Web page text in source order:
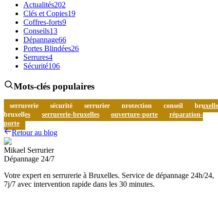
Actualités202
Clés et Copies19
Coffres-forts9
Conseils13
Dépannage66
Portes Blindées26
Serrures4
Sécurité106
Mots-clés populaires
serrurerie sécurité serrurier protection conseil
bruxelles
serrurerie-bruxelles ouverture-porte
réparation-
porte
Retour au blog
Mikael Serrurier
Dépannage 24/7
Votre expert en serrurerie à Bruxelles. Service de dépannage 24h/24,
7j/7 avec intervention rapide dans les 30 minutes.